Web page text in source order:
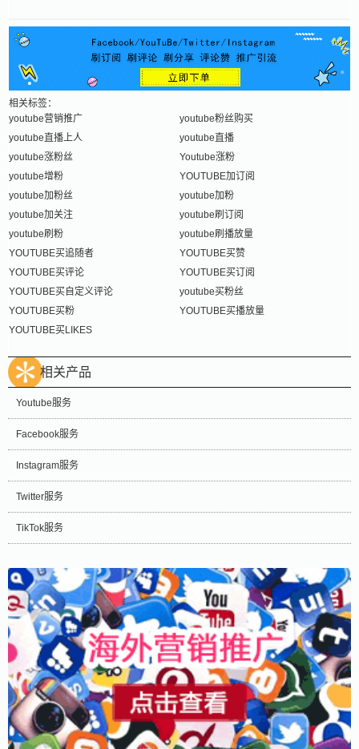
相关标签：
youtube营销推广
youtube粉丝购买
youtube直播上人
youtube直播
youtube涨粉丝
Youtube涨粉
youtube增粉
YOUTUBE加订阅
youtube加粉丝
youtube加粉
youtube加关注
youtube刷订阅
youtube刷粉
youtube刷播放量
YOUTUBE买追随者
YOUTUBE买赞
YOUTUBE买评论
YOUTUBE买订阅
YOUTUBE买自定义评论
youtube买粉丝
YOUTUBE买粉
YOUTUBE买播放量
YOUTUBE买LIKES
相关产品
Youtube服务
Facebook服务
Instagram服务
Twitter服务
TikTok服务